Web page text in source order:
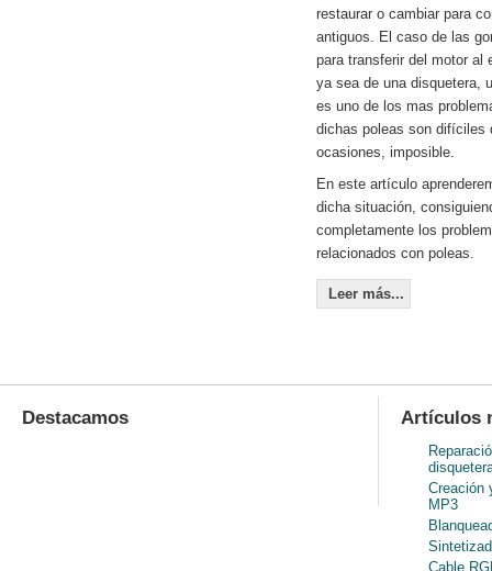
restaurar o cambiar para
antiguos. El caso de las
para transferir del motor al
ya sea de una disquetera,
es uno de los mas
dichas poleas son difíciles
ocasiones, imposible.
En este artículo
dicha situación,
completamente los
relacionados con poleas.
Leer más...
Destacamos Artículos
Creación
MP3
Cable